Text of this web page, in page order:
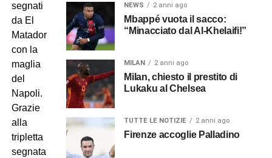
segnati
da El
Matador
con la
maglia
del
Napoli.
Grazie
alla
tripletta
segnata
NEWS 2 anni ago
Mbappé vuota il sacco:
“Minacciato dal Al-Khelaifi!”
MILAN 2 anni ago
Milan, chiesto il prestito di
Lukaku al Chelsea
TUTTE LE NOTIZIE 2 anni ago
Firenze accoglie Palladino